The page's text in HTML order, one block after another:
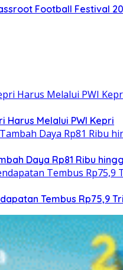
Football Festival
Harus Melalui PWI Kepri
Daya Rp81 Ribu
Tembus Rp75,9